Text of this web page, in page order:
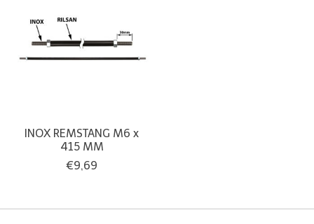
INOX REMSTANG M6 x
415 MM
€9,69